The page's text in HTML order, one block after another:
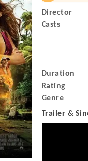
Director
Casts
Duration
Rating
Genre
Trailer &